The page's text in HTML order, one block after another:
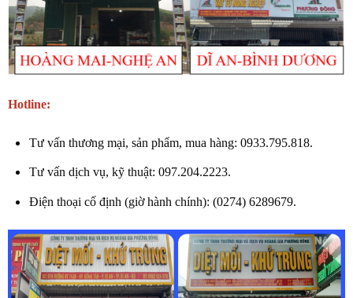
Hotline:
Tư vấn thương mại, sản phẩm, mua hàng: 0933.795.818.
Tư vấn dịch vụ, kỹ thuật: 097.204.2223.
Điện thoại cố định (giờ hành chính): (0274) 6289679.